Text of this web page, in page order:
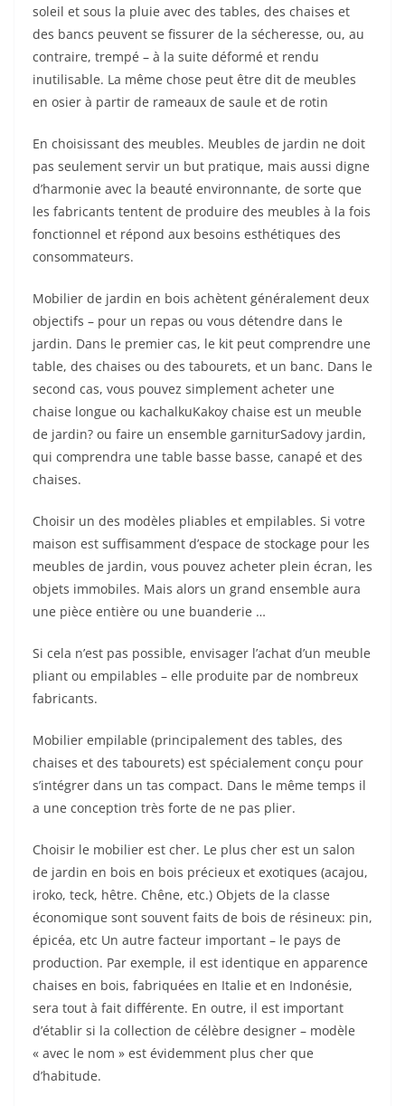
soleil et sous la pluie avec des tables, des chaises et
des bancs peuvent se fissurer de la sécheresse, ou, au
contraire, trempé – à la suite déformé et rendu
inutilisable. La même chose peut être dit de meubles
en osier à partir de rameaux de saule et de rotin
En choisissant des meubles. Meubles de jardin ne doit
pas seulement servir un but pratique, mais aussi digne
d’harmonie avec la beauté environnante, de sorte que
les fabricants tentent de produire des meubles à la fois
fonctionnel et répond aux besoins esthétiques des
consommateurs.
Mobilier de jardin en bois achètent généralement deux
objectifs – pour un repas ou vous détendre dans le
jardin. Dans le premier cas, le kit peut comprendre une
table, des chaises ou des tabourets, et un banc. Dans le
second cas, vous pouvez simplement acheter une
chaise longue ou kachalkuKakoy chaise est un meuble
de jardin? ou faire un ensemble garniturSadovy jardin,
qui comprendra une table basse basse, canapé et des
chaises.
Choisir un des modèles pliables et empilables. Si votre
maison est suffisamment d’espace de stockage pour les
meubles de jardin, vous pouvez acheter plein écran, les
objets immobiles. Mais alors un grand ensemble aura
une pièce entière ou une buanderie …
Si cela n’est pas possible, envisager l’achat d’un meuble
pliant ou empilables – elle produite par de nombreux
fabricants.
Mobilier empilable (principalement des tables, des
chaises et des tabourets) est spécialement conçu pour
s’intégrer dans un tas compact. Dans le même temps il
a une conception très forte de ne pas plier.
Choisir le mobilier est cher. Le plus cher est un salon
de jardin en bois en bois précieux et exotiques (acajou,
iroko, teck, hêtre. Chêne, etc.) Objets de la classe
économique sont souvent faits de bois de résineux: pin,
épicéa, etc Un autre facteur important – le pays de
production. Par exemple, il est identique en apparence
chaises en bois, fabriquées en Italie et en Indonésie,
sera tout à fait différente. En outre, il est important
d’établir si la collection de célèbre designer – modèle
« avec le nom » est évidemment plus cher que
d’habitude.